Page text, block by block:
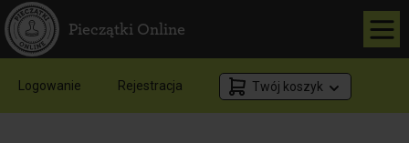
Pieczątki Online
Logowanie Rejestracja Twój koszyk